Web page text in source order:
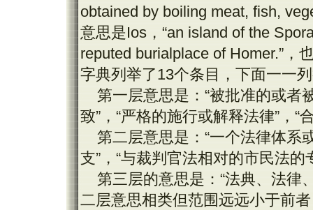
obtained by boiling meat, fish,
意思是Ios ，“an island of the
reputed burialplace of Homer.”，
字典列举了13个条目，下面一一
第一层意思是：“被批准的或者
致”，“严格的施行或解释法律”，“
第二层意思是：“一个法律体系
支”，“与裁判官法相对的市民法的
第三层的意思是：“法典、法律
二层意思相类但范围远远小于前者